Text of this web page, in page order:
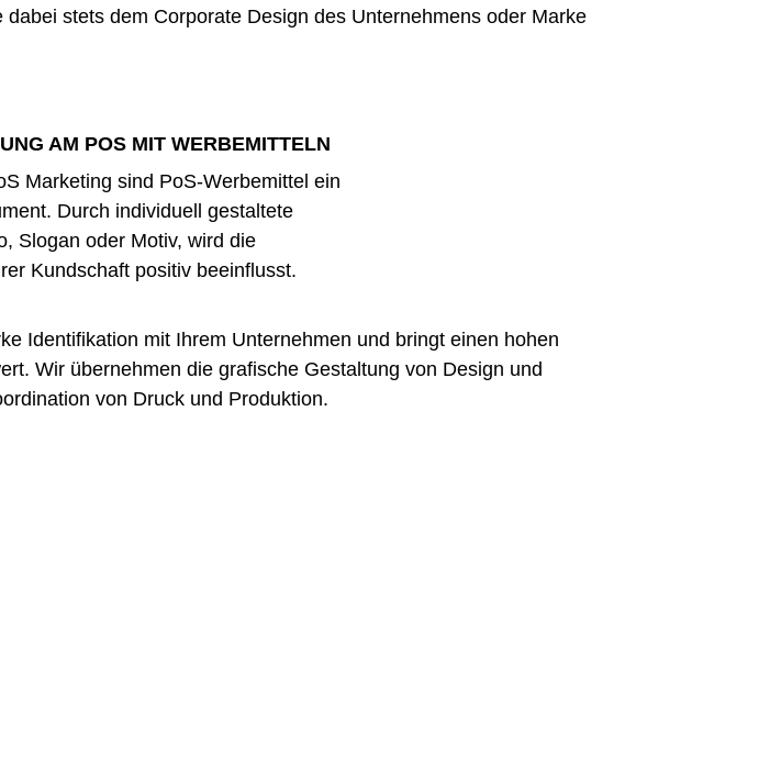
dabei stets dem Corporate Design des Unternehmens oder Marke
AM POS MIT WERBEMITTELN
Marketing sind PoS-Werbemittel ein
Durch individuell gestaltete
Slogan oder Motiv, wird die
Kundschaft positiv beeinflusst.
Identifikation mit Ihrem Unternehmen und bringt einen hohen
Wir übernehmen die grafische Gestaltung von Design und
von Druck und Produktion.